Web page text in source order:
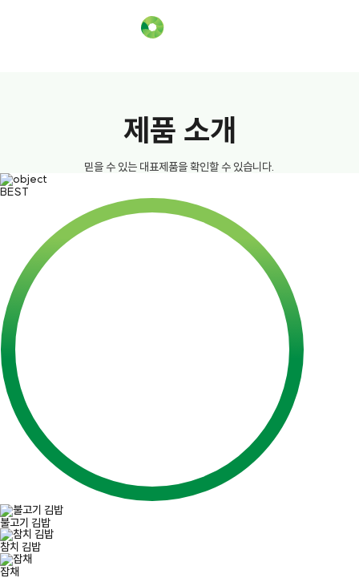
제품 소개
믿을 수 있는 대표제품을 확인할 수 있습니다.
BEST
불고기 김밥
참치 김밥
잡채